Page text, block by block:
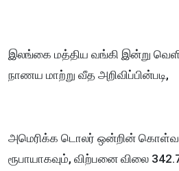
இலங்கை மத்திய வங்கி இன்று
நாணய மாற்று வீத அறிவிப்பின்படி,
அமெரிக்க டொலர் ஒன்றின்
ரூபாயாகவும், விற்பனை விலை